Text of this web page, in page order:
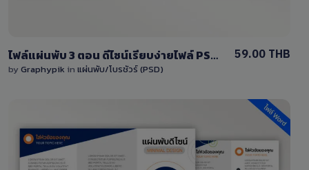
ไฟล์แผ่นพับ 3 ตอน ดีไซน์เรียบง่ายไฟล์ PSD แก้ไขง่าย
by Graphypik in แผ่นพับ/โบรชัวร์ (PSD)
59.00 THB